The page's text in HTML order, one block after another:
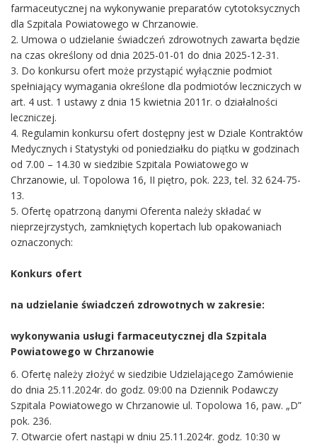
farmaceutycznej na wykonywanie preparatów cytotoksycznych
dla Szpitala Powiatowego w Chrzanowie.
2. Umowa o udzielanie świadczeń zdrowotnych zawarta będzie
na czas określony od dnia 2025-01-01 do dnia 2025-12-31.
3. Do konkursu ofert może przystąpić wyłącznie podmiot
spełniający wymagania określone dla podmiotów leczniczych w
art. 4 ust. 1 ustawy z dnia 15 kwietnia 2011r. o działalności
leczniczej.
4. Regulamin konkursu ofert dostępny jest w Dziale Kontraktów
Medycznych i Statystyki od poniedziałku do piątku w godzinach
od 7.00 – 14.30 w siedzibie Szpitala Powiatowego w
Chrzanowie, ul. Topolowa 16, II piętro, pok. 223, tel. 32 624-75-
13.
5. Ofertę opatrzoną danymi Oferenta należy składać w
nieprzejrzystych, zamkniętych kopertach lub opakowaniach
oznaczonych:
Konkurs ofert
na udzielanie świadczeń zdrowotnych w zakresie:
wykonywania usługi farmaceutycznej dla Szpitala
Powiatowego w Chrzanowie
6. Ofertę należy złożyć w siedzibie Udzielającego Zamówienie
do dnia 25.11.2024r. do godz. 09:00 na Dziennik Podawczy
Szpitala Powiatowego w Chrzanowie ul. Topolowa 16, paw. „D”
pok. 236.
7. Otwarcie ofert nastąpi w dniu 25.11.2024r. godz. 10:30 w